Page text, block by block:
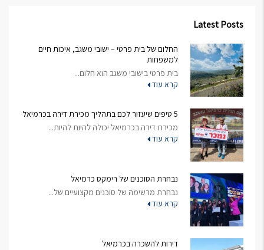
Latest Posts
החלום של בית פרטי – ישובי משגב, איכות חיים
למשפחות
בית פרטי בישובי משגב הוא חלום...
קרא עוד
5 טיפים שיעזור לכם בתהליך מכירת דירה בכרמיאל
מכירת דירה בכרמיאל יכולה להיות להיות...
קרא עוד
נבחרת הסוכנים של רימקס כרמיאל
נבחרת מרשימה של סוכנים מקצועיים של...
קרא עוד
דירות להשכרה בכרמיאל